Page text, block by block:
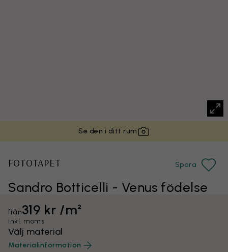
Se den i ditt rum
Sandro Botticelli - Venus födelse
FOTOTAPET Spara
från319 kr /m²
inkl. moms
Välj material
Materialinformation